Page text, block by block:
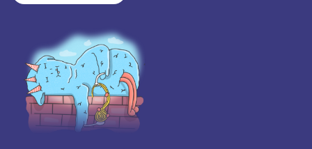
Zum Bestellsystem
Allgemeine Geschäftsbedingungen
Impressum
Datenschutz